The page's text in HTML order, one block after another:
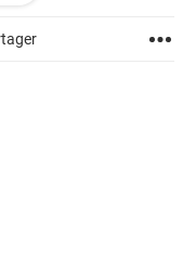
est ok? Car il y a
si ça fonctionne.